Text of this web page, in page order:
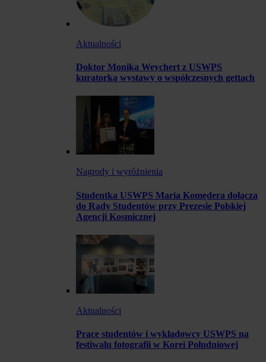
Aktualności
Doktor Monika Weychert z USWPS
kuratorką wystawy o współczesnych gettach
Nagrody i wyróżnienia
Studentka USWPS Maria Komędera dołącza
do Rady Studentów przy Prezesie Polskiej
Agencji Kosmicznej
Aktualności
Prace studentów i wykładowcy USWPS na
festiwalu fotografii w Korei Południowej